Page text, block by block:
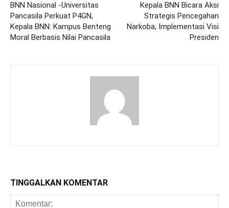
BNN Nasional -Universitas
Pancasila Perkuat P4GN,
Kepala BNN: Kampus Benteng
Moral Berbasis Nilai Pancasila
Kepala BNN Bicara Aksi
Strategis Pencegahan
Narkoba, Implementasi Visi
Presiden
TINGGALKAN KOMENTAR